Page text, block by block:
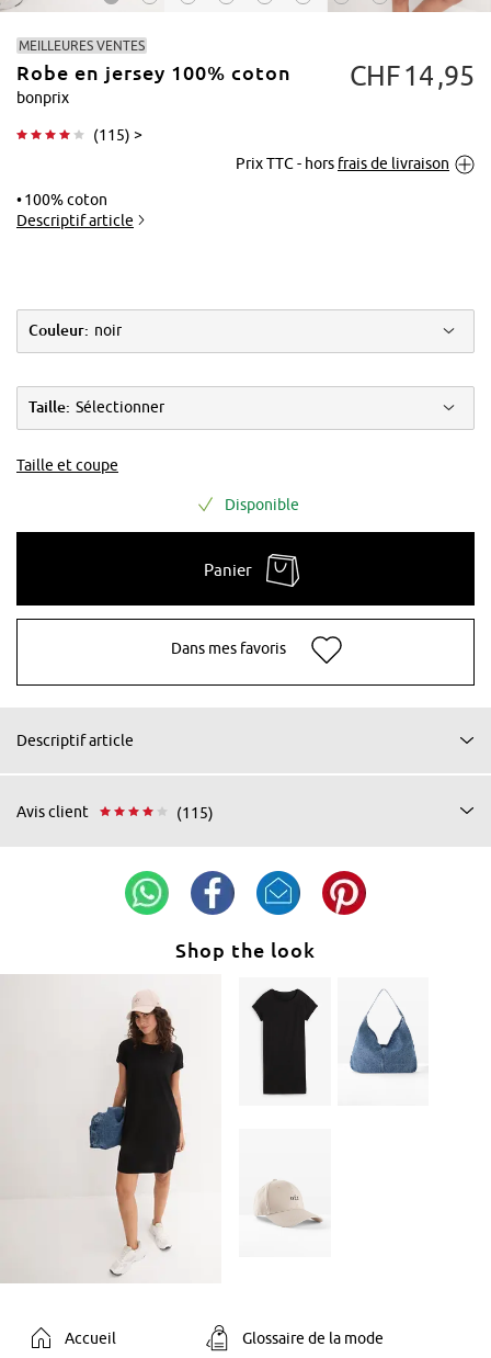
Tapoter pour
MEILLEURES VENTES
Robe en jersey 100% coton
bonprix
(115) >
CHF14 95
Prix TTC - hors frais de livraison
100% coton
Descriptif article
Couleur: noir
Taille: Sélectionner
Taille et coupe
Disponible
Panier
Dans mes favoris
Descriptif article
Avis client (115)
Shop the look
Accueil Glossaire de la mode